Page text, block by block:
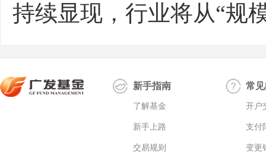
持续显现，行业将从“规
新手指南
了解基金
新手上路
交易规则
常
开户
支付
变更